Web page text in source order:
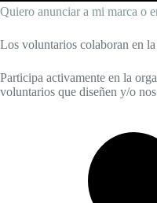
Quiero anunciar a mi marca o
Los voluntarios colaboran en
Participa activamente en la
voluntarios que diseñen y/o